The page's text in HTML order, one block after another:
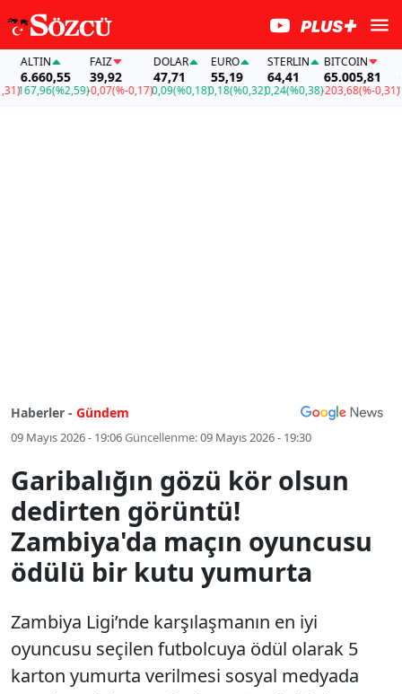
ALTIN
6.660,55
167,96(%2,59)
FAİZ
39,92
-0,07(%-0,17)
DOLAR
47,71
0,09(%0,18)
EURO
55,19
0,18(%0,32)
STERLIN
64,41
0,24(%0,38)
BITCOIN
65.005,81
-203,68(%-0,31)
Haberler - Gündem
09 Mayıs 2026 - 19:06Güncellenme:09 Mayıs 2026 - 19:30
Garibalığın gözü kör olsun
dedirten görüntü!
Zambiya'da maçın oyuncusu
ödülü bir kutu yumurta
Zambiya Ligi’nde karşılaşmanın en iyi
oyuncusu seçilen futbolcuya ödül olarak 5
karton yumurta verilmesi sosyal medyada